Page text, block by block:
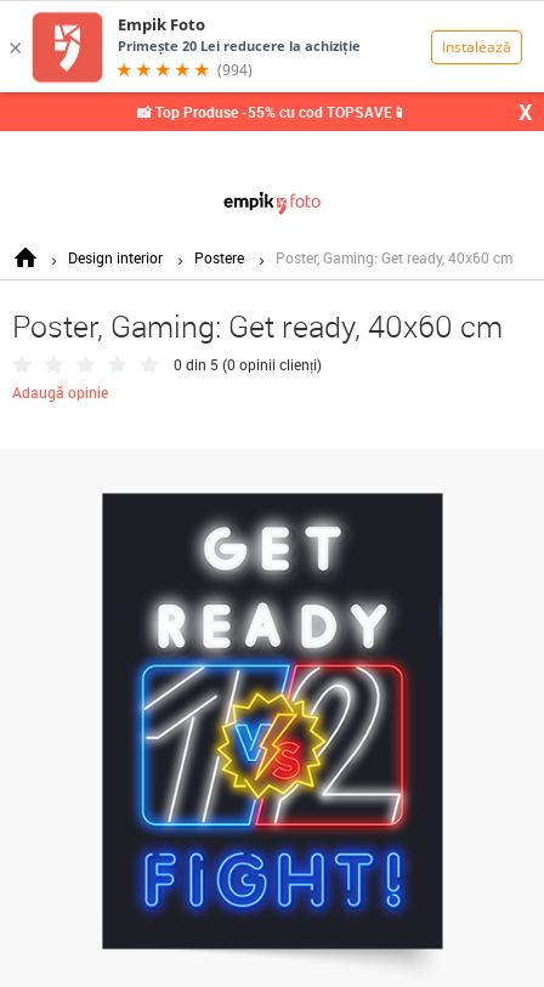
📸 Top Produse -55% cu cod TOPSAVE📱 X
Design interior Postere Poster, Gaming: Get ready, 40x60 cm
Poster, Gaming: Get ready, 40x60 cm
0 din 5 (0 opinii clienți)
Adaugă opinie